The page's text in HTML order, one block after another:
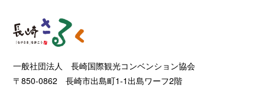
一般社団法人 長崎国際観光コンベンション協会
〒850-0862 長崎市出島町1-1出島ワーフ2階